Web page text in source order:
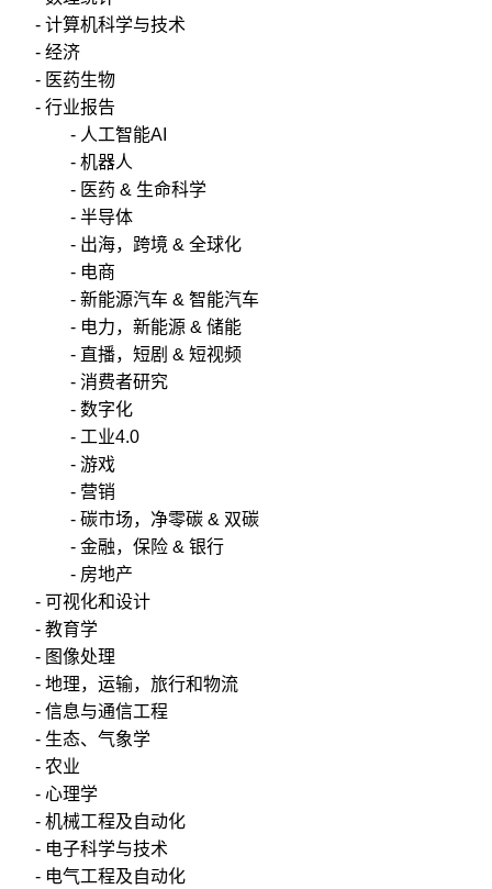
- 计算机科学与技术
- 经济
- 医药生物
- 行业报告
- 人工智能AI
- 机器人
- 医药 & 生命科学
- 半导体
- 出海，跨境 & 全球化
- 电商
- 新能源汽车 & 智能汽车
- 电力，新能源 & 储能
- 直播，短剧 & 短视频
- 消费者研究
- 数字化
- 工业4.0
- 游戏
- 营销
- 碳市场，净零碳 & 双碳
- 金融，保险 & 银行
- 房地产
- 可视化和设计
- 教育学
- 图像处理
- 地理，运输，旅行和物流
- 信息与通信工程
- 生态、气象学
- 农业
- 心理学
- 机械工程及自动化
- 电子科学与技术
- 电气工程及自动化